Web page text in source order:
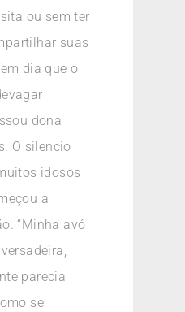
ou sem ter
suas
dia que o
dona
O silencio
idosos
a
“Minha avó
parecia
se